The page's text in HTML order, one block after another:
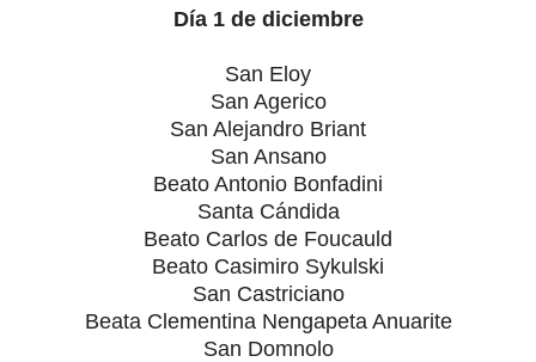
Día 1 de diciembre
San Eloy
San Agerico
San Alejandro Briant
San Ansano
Beato Antonio Bonfadini
Santa Cándida
Beato Carlos de Foucauld
Beato Casimiro Sykulski
San Castriciano
Beata Clementina Nengapeta Anuarite
San Domnolo